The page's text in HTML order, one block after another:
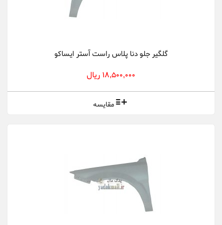
گلگیر جلو دنا پلاس راست آستر ایساکو
18,500,000 ریال
مقایسه